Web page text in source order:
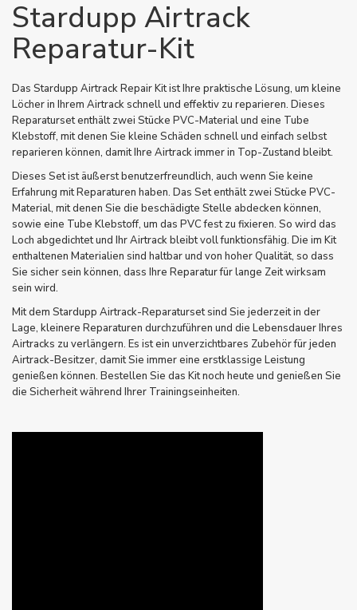
Stardupp Airtrack
Reparatur-Kit
Das Stardupp Airtrack Repair Kit ist Ihre praktische Lösung, um kleine
Löcher in Ihrem Airtrack schnell und effektiv zu reparieren. Dieses
Reparaturset enthält zwei Stücke PVC-Material und eine Tube
Klebstoff, mit denen Sie kleine Schäden schnell und einfach selbst
reparieren können, damit Ihre Airtrack immer in Top-Zustand bleibt.
Dieses Set ist äußerst benutzerfreundlich, auch wenn Sie keine
Erfahrung mit Reparaturen haben. Das Set enthält zwei Stücke PVC-
Material, mit denen Sie die beschädigte Stelle abdecken können,
sowie eine Tube Klebstoff, um das PVC fest zu fixieren. So wird das
Loch abgedichtet und Ihr Airtrack bleibt voll funktionsfähig. Die im Kit
enthaltenen Materialien sind haltbar und von hoher Qualität, so dass
Sie sicher sein können, dass Ihre Reparatur für lange Zeit wirksam
sein wird.
Mit dem Stardupp Airtrack-Reparaturset sind Sie jederzeit in der
Lage, kleinere Reparaturen durchzuführen und die Lebensdauer Ihres
Airtracks zu verlängern. Es ist ein unverzichtbares Zubehör für jeden
Airtrack-Besitzer, damit Sie immer eine erstklassige Leistung
genießen können. Bestellen Sie das Kit noch heute und genießen Sie
die Sicherheit während Ihrer Trainingseinheiten.